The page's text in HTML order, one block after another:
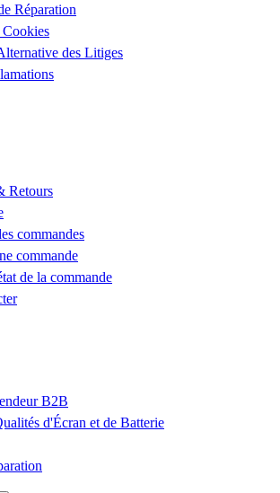
Réparation
des Litiges
Retours
commandes
commande
de la commande
B2B
d'Écran et de Batterie